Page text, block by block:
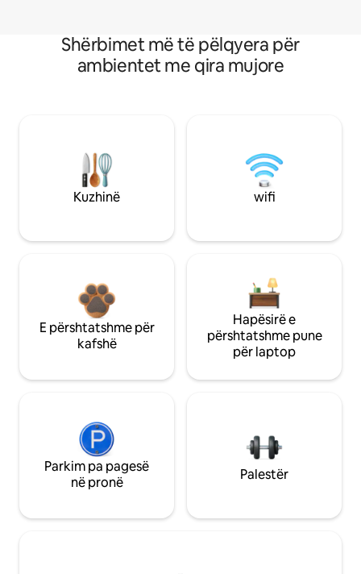
Shërbimet më të pëlqyera për
ambientet me qira mujore
Kuzhinë wifi
E përshtatshme për
kafshë
Hapësirë e
përshtatshme pune
për laptop
Parkim pa pagesë
në pronë
Palestër